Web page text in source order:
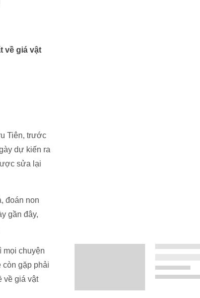
về giá vật
Tiên, trước
dự kiến ra
sửa lại
đoán non
gần đây,
mọi chuyện
còn gặp phải
về giá vật